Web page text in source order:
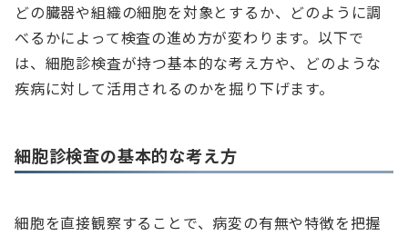
どの臓器や組織の細胞を対象とするか、どのように調
べるかによって検査の進め方が変わります。以下で
は、細胞診検査が持つ基本的な考え方や、どのような
疾病に対して活用されるのかを掘り下げます。
細胞診検査の基本的な考え方
細胞を直接観察することで、病変の有無や特徴を把握